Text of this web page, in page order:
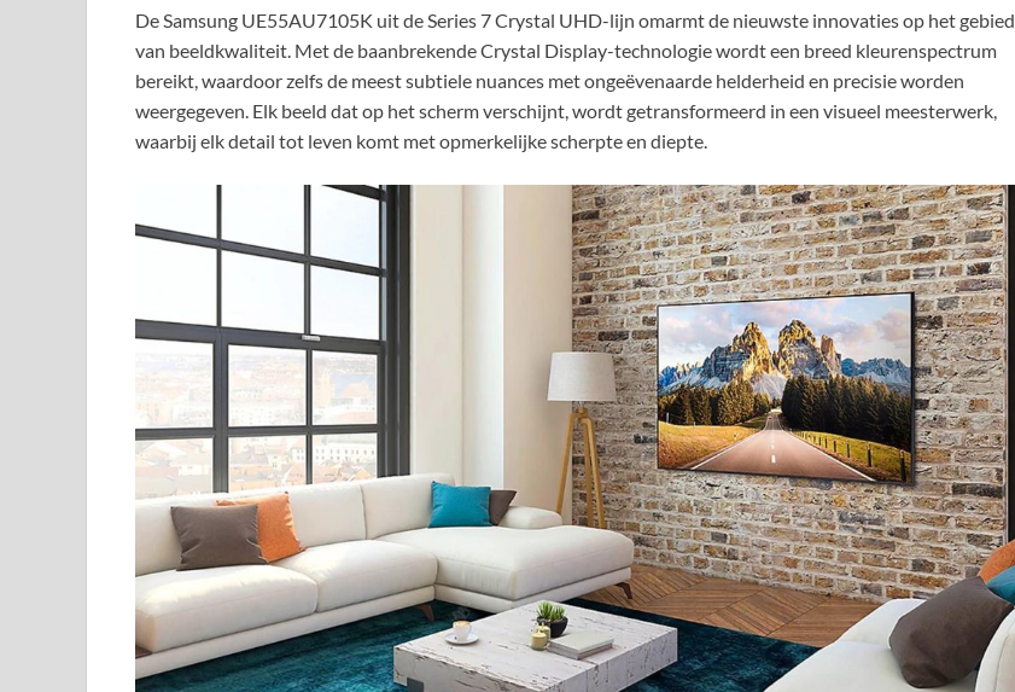
De Samsung UE55AU7105K uit de Series 7 Crystal UHD-lijn omarmt de nieuwste innovaties op het gebied
van beeldkwaliteit. Met de baanbrekende Crystal Display-technologie wordt een breed kleurenspectrum
bereikt, waardoor zelfs de meest subtiele nuances met ongeëvenaarde helderheid en precisie worden
weergegeven. Elk beeld dat op het scherm verschijnt, wordt getransformeerd in een visueel meesterwerk,
waarbij elk detail tot leven komt met opmerkelijke scherpte en diepte.